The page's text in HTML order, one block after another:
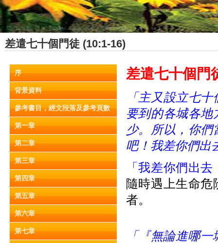
差遣七十個門徒 (10:1-16)
序
背景資料
參考書目，經文段落及參考頁數
第一章
第二章
第三章
第四章
第五章
第六章
第七章
差遣七十個門
「主又設立七
要到的各城各
少。所以，你
吧！我差你們出
「我差你們出
隨時遇上生命
者。
「『無論進哪